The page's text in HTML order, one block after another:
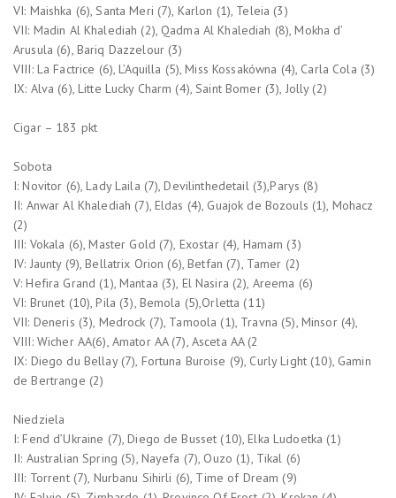
VI: Maishka (6), Santa Meri (7), Karlon (1), Teleia (3)
VII: Madin Al Khalediah (2), Qadma Al Khalediah (8), Mokha d’
Arusula (6), Bariq Dazzelour (3)
VIII: La Factrice (6), L’Aquilla (5), Miss Kossakówna (4), Carla Cola (3)
IX: Alva (6), Litte Lucky Charm (4), Saint Bomer (3), Jolly (2)
Cigar – 183 pkt
Sobota
I: Novitor (6), Lady Laila (7), Devilinthedetail (3),Parys (8)
II: Anwar Al Khalediah (7), Eldas (4), Guajok de Bozouls (1), Mohacz
(2)
III: Vokala (6), Master Gold (7), Exostar (4), Hamam (3)
IV: Jaunty (9), Bellatrix Orion (6), Betfan (7), Tamer (2)
V: Hefira Grand (1), Mantaa (3), El Nasira (2), Areema (6)
VI: Brunet (10), Pila (3), Bemola (5),Orletta (11)
VII: Deneris (3), Medrock (7), Tamoola (1), Travna (5), Minsor (4),
VIII: Wicher AA(6), Amator AA (7), Asceta AA (2
IX: Diego du Bellay (7), Fortuna Buroise (9), Curly Light (10), Gamin
de Bertrange (2)
Niedziela
I: Fend d’Ukraine (7), Diego de Busset (10), Elka Ludoetka (1)
II: Australian Spring (5), Nayefa (7), Ouzo (1), Tikal (6)
III: Torrent (7), Nurbanu Sihirli (6), Time of Dream (9)